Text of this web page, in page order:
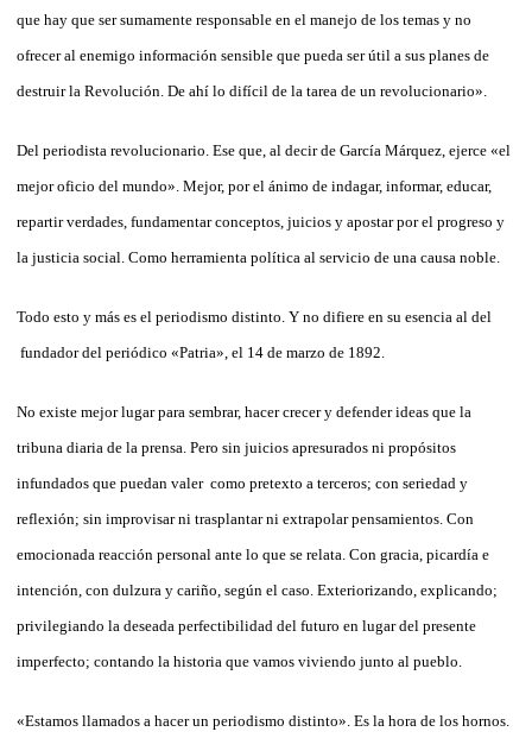
que hay que ser sumamente responsable en el manejo de los temas y no
ofrecer al enemigo información sensible que pueda ser útil a sus planes de
destruir la Revolución. De ahí lo difícil de la tarea de un revolucionario».
Del periodista revolucionario. Ese que, al decir de García Márquez, ejerce «el
mejor oficio del mundo». Mejor, por el ánimo de indagar, informar, educar,
repartir verdades, fundamentar conceptos, juicios y apostar por el progreso y
la justicia social. Como herramienta política al servicio de una causa noble.
Todo esto y más es el periodismo distinto. Y no difiere en su esencia al del
fundador del periódico «Patria», el 14 de marzo de 1892.
No existe mejor lugar para sembrar, hacer crecer y defender ideas que la
tribuna diaria de la prensa. Pero sin juicios apresurados ni propósitos
infundados que puedan valer como pretexto a terceros; con seriedad y
reflexión; sin improvisar ni trasplantar ni extrapolar pensamientos. Con
emocionada reacción personal ante lo que se relata. Con gracia, picardía e
intención, con dulzura y cariño, según el caso. Exteriorizando, explicando;
privilegiando la deseada perfectibilidad del futuro en lugar del presente
imperfecto; contando la historia que vamos viviendo junto al pueblo.
«Estamos llamados a hacer un periodismo distinto». Es la hora de los hornos.